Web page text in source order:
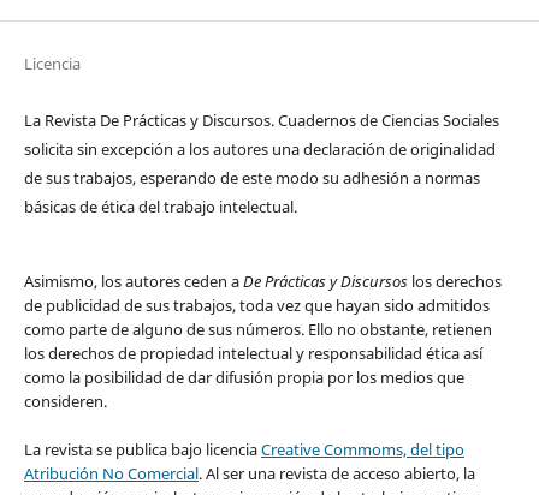
Licencia
La Revista De Prácticas y Discursos. Cuadernos de Ciencias Sociales
solicita sin excepción a los autores una declaración de originalidad
de sus trabajos, esperando de este modo su adhesión a normas
básicas de ética del trabajo intelectual.
Asimismo, los autores ceden aDe Prácticas y Discursoslos derechos
de publicidad de sus trabajos, toda vez que hayan sido admitidos
como parte de alguno de sus números. Ello no obstante, retienen
los derechos de propiedad intelectual y responsabilidad ética así
como la posibilidad de dar difusión propia por los medios que
consideren.
La revista se publica bajo licenciaCreative Commoms, del tipo
Atribución No Comercial. Al ser una revista de acceso abierto, la